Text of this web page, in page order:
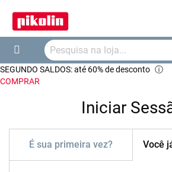
Search
SEGUNDO SALDOS: até 60% de desconto ⓘ
COMPRAR
Iniciar
É sua primeira vez? Você